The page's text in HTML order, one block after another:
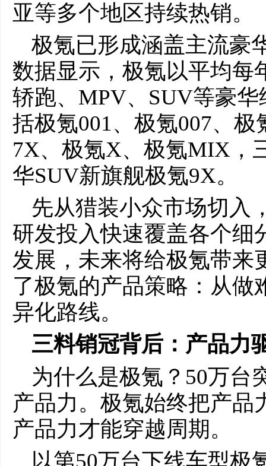
亚等多个地区持续热销。
极氪已形成涵盖主流豪
数据显示，极氪以平均每
轿跑、MPV、SUV等豪
括极氪001、极氪007、极
7X、极氪X、极氪MIX，
华SUV新旗舰极氪9X。
先从猎装小众市场切入
研发投入快速覆盖各个细
发展，未来将给极氪带来
了极氪的产品策略：从做
异化路线。
三料销冠背后：产品力
为什么是极氪？50万台
产品力。极氪始终把产品
产品力才能穿越周期。
以第50万台下线车型极